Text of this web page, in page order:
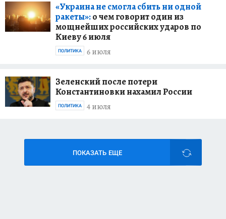
«Украина не смогла сбить ни одной
ракеты»:о чем говорит один из
мощнейших российских ударов по
Киеву 6 июля
6 июля
ПОЛИТИКА
Зеленский после потери
Константиновки нахамил России
4 июля
ПОЛИТИКА
ПОКАЗАТЬ ЕЩЕ